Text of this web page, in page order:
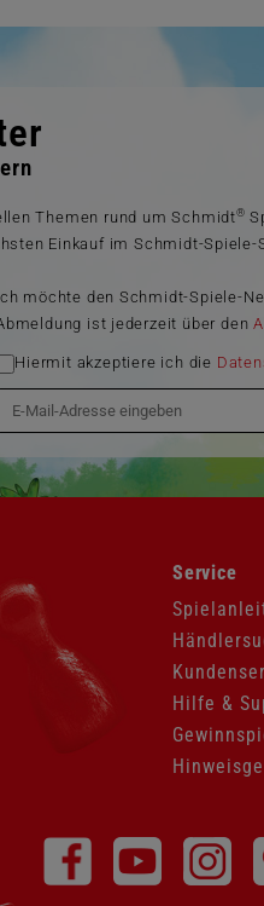
Themen rund um Schmidt®
Einkauf im Schmidt-Spiele-
möchte den Schmidt-Spiele-
ist jederzeit über den
Hiermit akzeptiere ich die
Navigation
überspringen
Service
Hilfe &